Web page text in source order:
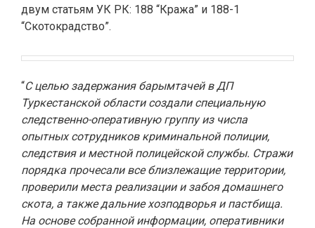
двум статьям УК РК: 188 “Кража” и 188-1
“Скотокрадство”.
“С целью задержания барымтачей в ДП
Туркестанской области создали специальную
следственно-оперативную группу из числа
опытных сотрудников криминальной полиции,
следствия и местной полицейской службы. Стражи
порядка прочесали все близлежащие территории,
проверили места реализации и забоя домашнего
скота, а также дальние хозподворья и пастбища.
На основе собранной информации, оперативники